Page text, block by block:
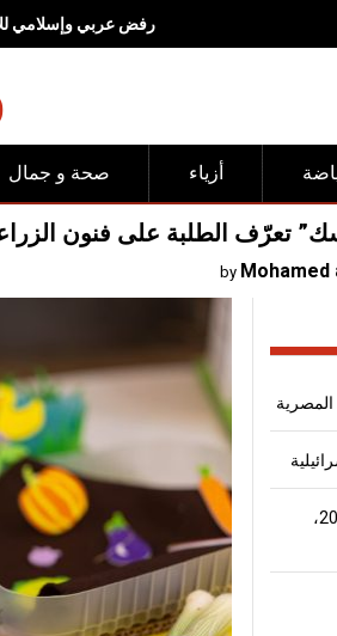
رفض عربي وإسلامي
صحة و جمال أزياء
تعرّف الطلبة على فنون
Mohamed
المصرية
إنتاج القمح في مصر خلال موسم 2026،